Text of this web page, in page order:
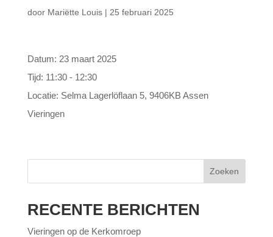
door Mariëtte Louis| 25 februari 2025
Datum: 23 maart 2025
Tijd: 11:30 - 12:30
Locatie: Selma Lagerlöflaan 5, 9406KB Assen
Vieringen
Zoeken
RECENTE BERICHTEN
Vieringen op de Kerkomroep